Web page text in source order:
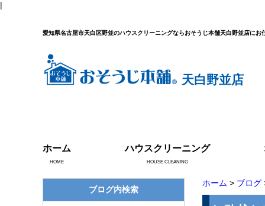
|
愛知県名古屋市天白区野並のハウスクリーニングならおそうじ本舗天白野並店にお
天白野並店
ホーム
HOME
ハウスクリーニング
HOUSE CLEANING
ホーム > ブログ
ブログ内検索